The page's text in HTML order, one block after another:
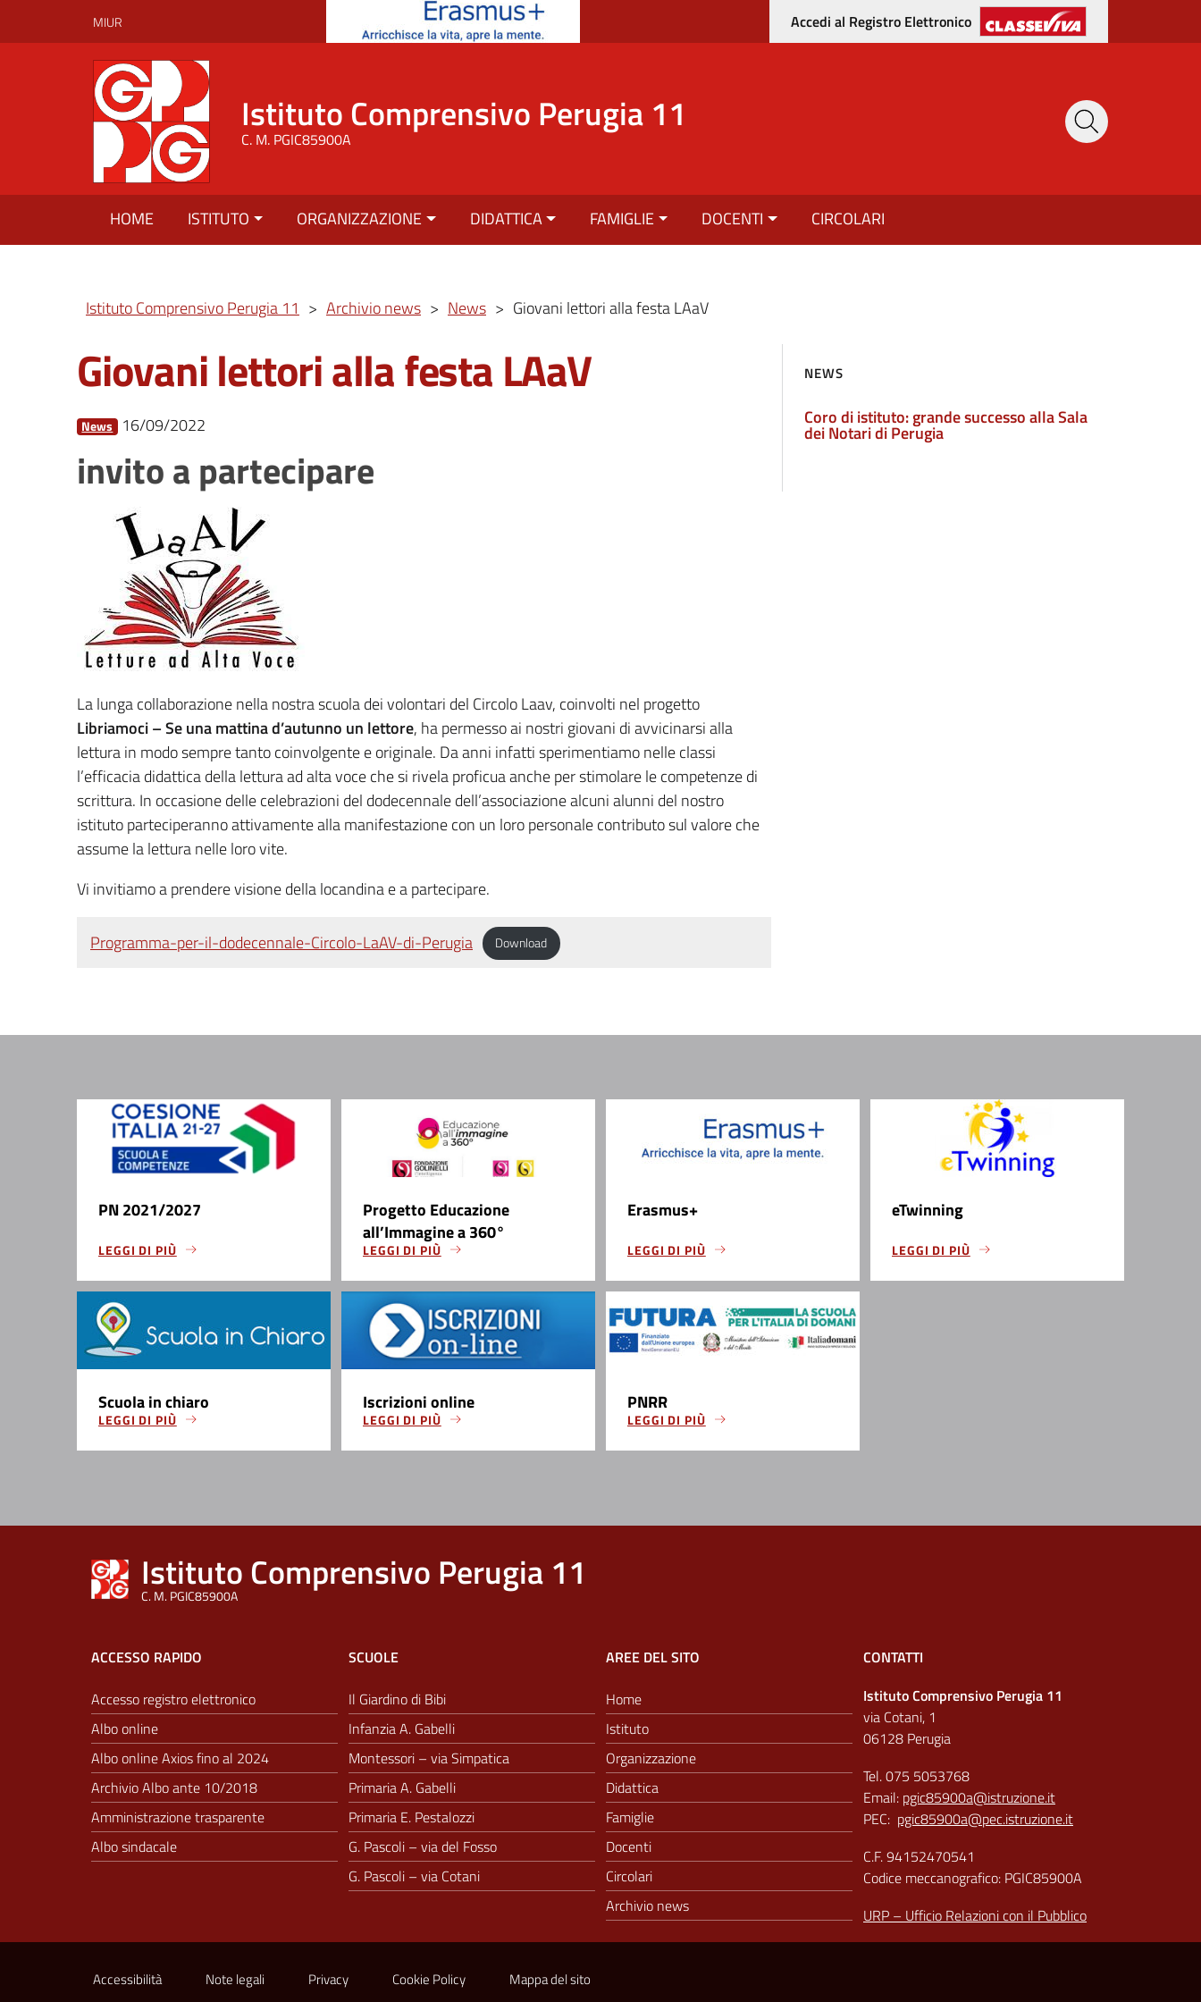
MIUR Accedi al Registro Elettronico
Istituto Comprensivo Perugia 11
C. M. PGIC85900A
HOME ISTITUTO ORGANIZZAZIONE DIDATTICA FAMIGLIE DOCENTI CIRCOLARI
Istituto Comprensivo Perugia 11 > Archivio news > News > Giovani lettori alla festa LAaV
Giovani lettori alla festa LAaV
News 16/09/2022
invito a partecipare
La lunga collaborazione nella nostra scuola dei volontari del Circolo Laav, coinvolti nel progetto
Libriamoci – Se una mattina d’autunno un lettore, ha permesso ai nostri giovani di avvicinarsi alla
lettura in modo sempre tanto coinvolgente e originale. Da anni infatti sperimentiamo nelle classi
l’efficacia didattica della lettura ad alta voce che si rivela proficua anche per stimolare le competenze di
scrittura. In occasione delle celebrazioni del dodecennale dell’associazione alcuni alunni del nostro
istituto parteciperanno attivamente alla manifestazione con un loro personale contributo sul valore che
assume la lettura nelle loro vite.
Vi invitiamo a prendere visione della locandina e a partecipare.
Programma-per-il-dodecennale-Circolo-LaAV-di-Perugia Download
NEWS
Coro di istituto: grande successo alla Sala
dei Notari di Perugia
PN 2021/2027
LEGGI DI PIÙ
Progetto Educazione
all’Immagine a 360°
LEGGI DI PIÙ
Erasmus+
LEGGI DI PIÙ
eTwinning
LEGGI DI PIÙ
Scuola in chiaro
LEGGI DI PIÙ
Iscrizioni online
LEGGI DI PIÙ
PNRR
LEGGI DI PIÙ
Istituto Comprensivo Perugia 11
C. M. PGIC85900A
ACCESSO RAPIDO
Accesso registro elettronico
Albo online
Albo online Axios fino al 2024
Archivio Albo ante 10/2018
Amministrazione trasparente
Albo sindacale
SCUOLE
Il Giardino di Bibi
Infanzia A. Gabelli
Montessori – via Simpatica
Primaria A. Gabelli
Primaria E. Pestalozzi
G. Pascoli – via del Fosso
G. Pascoli – via Cotani
AREE DEL SITO
Home
Istituto
Organizzazione
Didattica
Famiglie
Docenti
Circolari
Archivio news
CONTATTI
Istituto Comprensivo Perugia 11
via Cotani, 1
06128 Perugia
Tel. 075 5053768
Email: pgic85900a@istruzione.it
PEC: pgic85900a@pec.istruzione.it
C.F. 94152470541
Codice meccanografico: PGIC85900A
URP – Ufficio Relazioni con il Pubblico
Accessibilità Note legali Privacy Cookie Policy Mappa del sito